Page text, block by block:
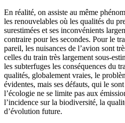
En réalité, on assiste au même
les renouvelables où les qualités du
surestimées et ses inconvénients
contraire pour les secondes. Pour le
pareil, les nuisances de l’avion sont
celles du train très largement sous-
les subterfuges les conséquences du
qualités, globalement vraies, le
évidentes, mais ses défauts, qui le
l’écologie ne se limite pas aux
l’incidence sur la biodiversité, la
d’évolution future.